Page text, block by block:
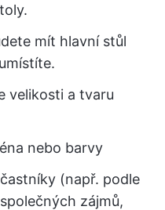
mít hlavní stůl
velikosti a tvaru
nebo barvy
(např. podle
zájmů,